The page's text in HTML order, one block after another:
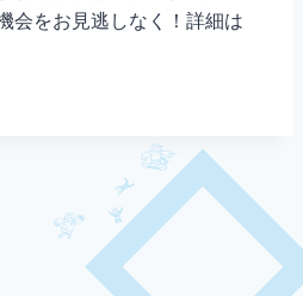
会をお見逃しなく！詳細は